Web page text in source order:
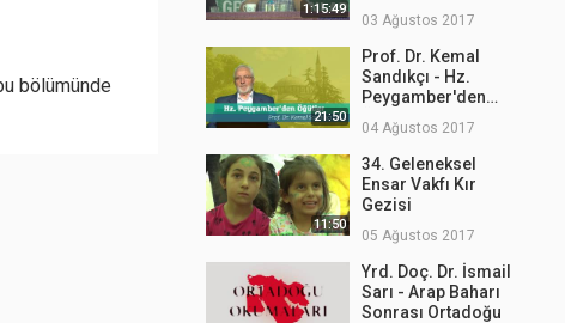
bölümünde
1:15:49
03 Ağustos 2017
21:50
Prof. Dr. Kemal
Sandıkçı - Hz.
Peygamber'den
04 Ağustos 2017
11:50
34. Geleneksel
Ensar Vakfı Kır
Gezisi
05 Ağustos 2017
Yrd. Doç. Dr. İsmail
Sarı - Arap Baharı
Sonrası Ortadoğu